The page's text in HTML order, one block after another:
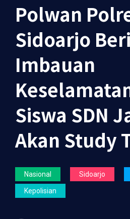
Polwan
Sidoarjo Beri
Imbauan
Siswa SDN
Akan Study
Nasional Sidoarjo
Kepolisian